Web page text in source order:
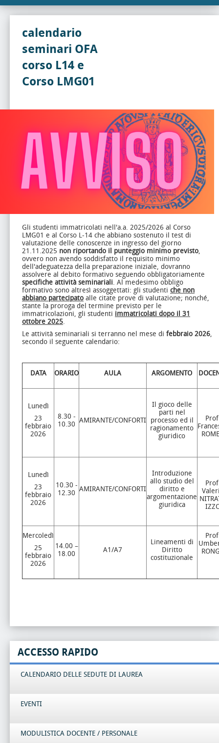
calendario
seminari OFA
corso L14 e
Corso LMG01
Gli studenti immatricolati nell'a.a. 2025/2026 al Corso
LMG01 e al Corso L-14 che abbiano sostenuto il test di
valutazione delle conoscenze in ingresso del giorno
21.11.2025 non riportando il punteggio minimo previsto,
ovvero non avendo soddisfatto il requisito minimo
dell'adeguatezza della preparazione iniziale, dovranno
assolvere al debito formativo seguendo obbligatoriamente
specifiche attività seminariali. Al medesimo obbligo
formativo sono altresì assoggettati: gli studenti che non
abbiano partecipato alle citate prove di valutazione; nonché,
stante la proroga del termine previsto per le
immatricolazioni, gli studenti immatricolati dopo il 31
ottobre 2025.
Le attività seminariali si terranno nel mese di febbraio 2026,
secondo il seguente calendario:
DATA ORARIO AULA ARGOMENTO
Lunedì
23
febbraio
2026
8.30 -
10.30 AMIRANTE/CONFORTI
Il gioco delle
parti nel
processo ed il
ragionamento
giuridico
Lunedì
23
febbraio
2026
10.30 -
12.30 AMIRANTE/CONFORTI
Introduzione
allo studio del
diritto e
argomentazione
giuridica
Mercoledì
25
febbraio
2026
14.00 –
18.00
A1/A7
Lineamenti di
Diritto
costituzionale
ACCESSO RAPIDO
CALENDARIO DELLE SEDUTE DI LAUREA
EVENTI
MODULISTICA DOCENTE / PERSONALE